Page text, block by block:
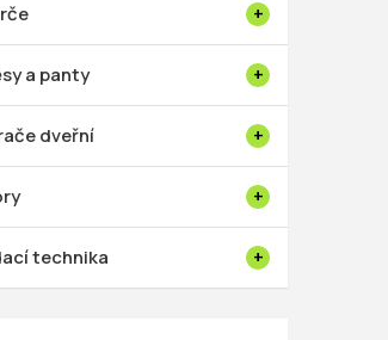
a panty
dveřní
technika